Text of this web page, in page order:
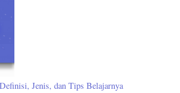
Jenis, dan Tips Belajarnya